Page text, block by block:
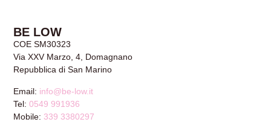
BE LOW
COE SM30323
Via XXV Marzo, 4, Domagnano
Repubblica di San Marino
Email: info@be-low.it
Tel:0549 991936
Mobile: 339 3380297